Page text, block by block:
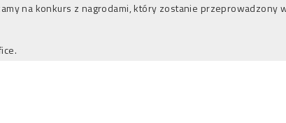
na konkurs z nagrodami, który zostanie przeprowadzony